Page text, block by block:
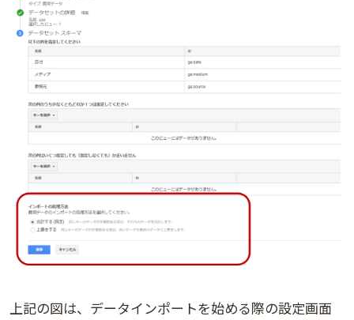
上記の図は、データインポートを始める際の設定画面